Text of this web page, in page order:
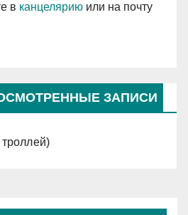
в канцелярию или на почту
ЗАПИСИ